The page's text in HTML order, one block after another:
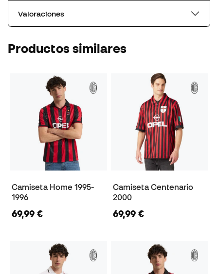
Valoraciones
Productos similares
Camiseta Home 1995-
1996
69,99 €
Camiseta Centenario
2000
69,99 €